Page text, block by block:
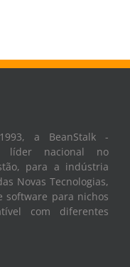
a BeanStalk -
líder nacional no
para a indústria
Novas Tecnologias,
software para nichos
com diferentes